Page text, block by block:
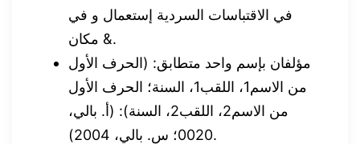
في الاقتباسات السردية إستعمال و في
مكان &.
مؤلفان بإسم واحد متطابق: (الحرف الأول
من الاسم1، اللقب1، السنة؛ الحرف الأول
من الاسم2، اللقب2، السنة): (أ. بالي،
0020؛ س. بالي، 2004).